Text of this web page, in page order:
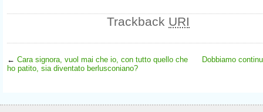
Trackback URI
← Cara signora, vuol mai che io, con tutto quello che
ho patito, sia diventato berlusconiano?
Dobbiamo